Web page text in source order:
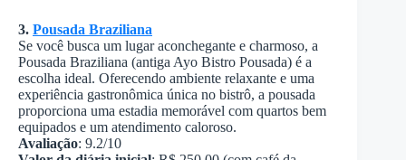
3. Pousada Braziliana
Se você busca um lugar aconchegante e charmoso, a
Pousada Braziliana (antiga Ayo Bistro Pousada) é a
escolha ideal. Oferecendo ambiente relaxante e uma
experiência gastronômica única no bistrô, a pousada
proporciona uma estadia memorável com quartos bem
equipados e um atendimento caloroso.
Avaliação: 9.2/10